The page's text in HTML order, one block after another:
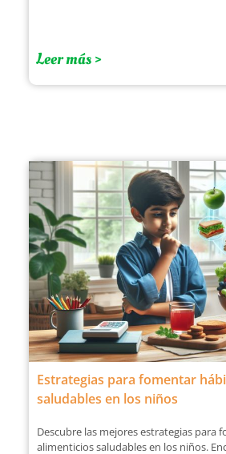
Leer más >
Estrategias para fomentar
saludables en los niños
Descubre las mejores estrategias para
alimenticios saludables en los niños.